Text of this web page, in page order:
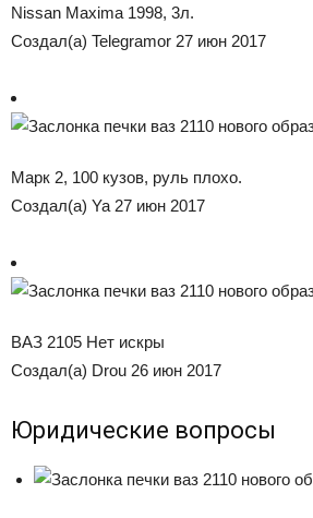
Nissan Maxima 1998, 3л.
Создал(а) Telegramor 27 июн 2017
Марк 2, 100 кузов, руль плохо.
Создал(а) Ya 27 июн 2017
ВАЗ 2105 Нет искры
Создал(а) Drou 26 июн 2017
Юридические вопросы